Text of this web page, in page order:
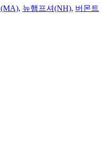
, 뉴햄프셔(NH), 버몬트